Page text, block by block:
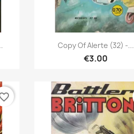
Quick view
Copy Of Alerte (32) -...
€3.00